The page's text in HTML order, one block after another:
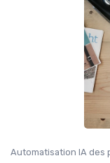
Automatisation IA des